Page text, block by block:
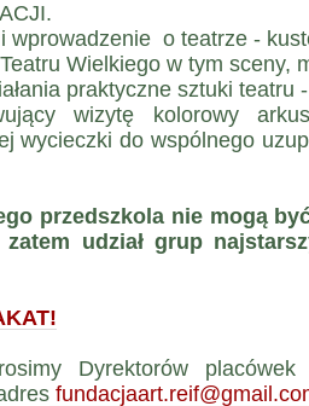
wprowadzenie o teatrze ‐
Wielkiego w tym sceny,
praktyczne sztuki teatru
wizytę kolorowy
wycieczki do wspólnego
przedszkola nie mogą
zatem udział grup
Dyrektorów